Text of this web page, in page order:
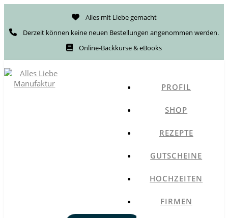
Alles mit Liebe gemacht
Derzeit können keine neuen Bestellungen angenommen werden.
Online-Backkurse & eBooks
PROFIL
SHOP
REZEPTE
GUTSCHEINE
HOCHZEITEN
FIRMEN